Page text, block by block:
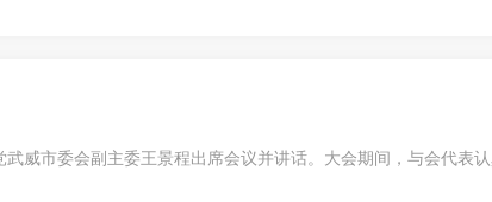
威市委会副主委王景程出席会议并讲话。大会期间，与会代表